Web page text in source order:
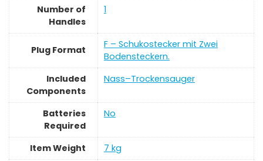
Number of
Handles
‎1
Plug Format
‎F – Schukostecker mit Zwei
Bodensteckern.
Included
Components
‎Nass–Trockensauger
Batteries
Required
‎No
Item Weight
‎7 kg